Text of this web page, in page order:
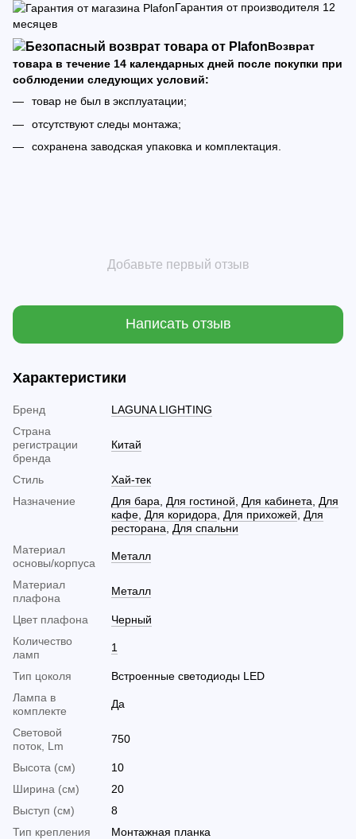
Гарантия от производителя 12
месяцев
Возврат
товара в течение 14 календарных дней после покупки при
соблюдении следующих условий:
товар не был в эксплуатации;
отсутствуют следы монтажа;
сохранена заводская упаковка и комплектация.
Добавьте первый отзыв
Написать отзыв
Характеристики
Бренд
LAGUNA LIGHTING
Страна
регистрации
бренда
Китай
Стиль
Хай-тек
Назначение
Для бара Для гостиной Для кабинета
Для
кафе Для коридора Для прихожей
Для
ресторана
Для спальни
Материал
основы/корпуса
Металл
Материал
плафона
Металл
Цвет плафона
Черный
Количество
ламп
1
Тип цоколя
Встроенные светодиоды LED
Лампа в
комплекте
Да
Световой
поток, Lm
750
Высота (см)
10
Ширина (см)
20
Выступ (см)
8
Тип крепления
Монтажная планка